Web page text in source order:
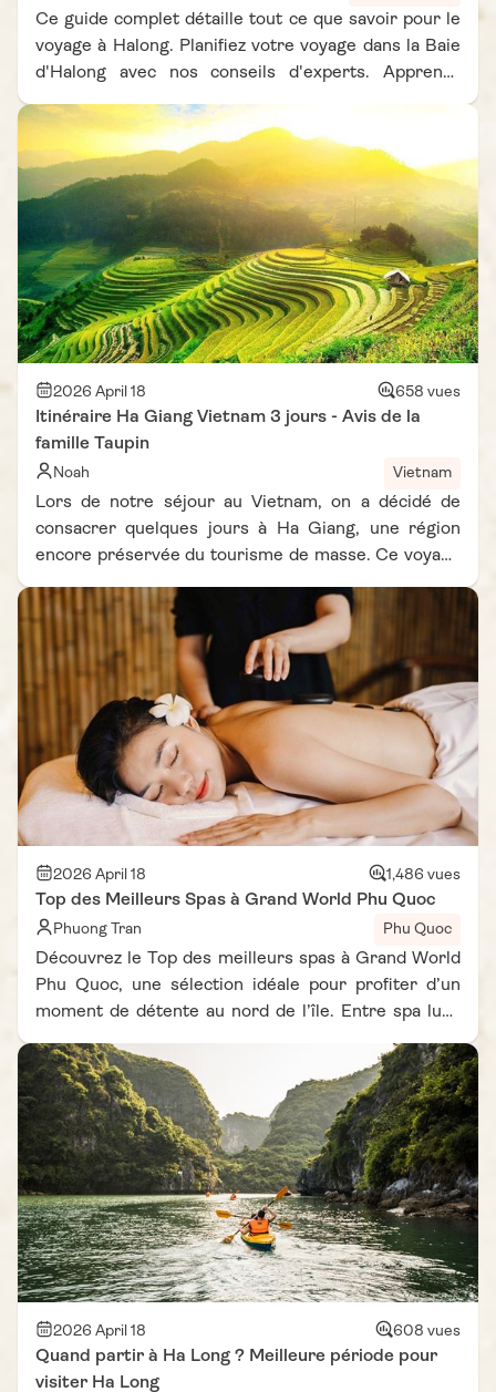
Ce guide complet détaille tout ce que savoir pour le
voyage à Halong. Planifiez votre voyage dans la Baie
d'Halong avec nos conseils d'experts. Apprenez
Optimisez votre voyage Baie d'Halong grâce à nos
recommandations pratiques dès aujourd'hui.
2026 April 18 658 vues
Itinéraire Ha Giang Vietnam 3 jours - Avis de la
famille Taupin
Noah Vietnam
Lors de notre séjour au Vietnam, on a décidé de
consacrer quelques jours à Ha Giang, une région
encore préservée du tourisme de masse. Ce voyage
expériences les plus marquantes de notre itinéraire.
Entre routes vertigineuses, villages ethniques et
paysages spectaculaires, chaque moment nous a
surpris. On ne pensait pas qu’un itinéraire de Ha
Giang 3 jours pouvait offrir autant de diversité en si
peu de temps. Inspiré de notre expérience et d’un
carnet de voyage Vietnam Vie D'Asie, cet article
vous partage concrètement comment organiser vos
3 jours à Ha Giang sans stress et avec un maximum
de découvertes.
2026 April 18 1,486 vues
Top des Meilleurs Spas à Grand World Phu Quoc
Phuong Tran Phu Quoc
Découvrez le Top des meilleurs spas à Grand World
Phu Quoc, une sélection idéale pour profiter d’un
moment de détente au nord de l’île. Entre spa luxe
bien-être modernes, chaque adresse offre une
expérience unique adaptée à tous les budgets. Que
vous recherchiez un massage relaxant Phu Quoc
nord ou un spa avec un bon rapport qualité-prix, ce
guide vous aide à faire le bon choix. Profitez d’un
cadre apaisant et de soins variés pour vivre une
expérience bien-être inoubliable à Phu Quoc.
2026 April 18 608 vues
Quand partir à Ha Long ? Meilleure période pour
visiter Ha Long